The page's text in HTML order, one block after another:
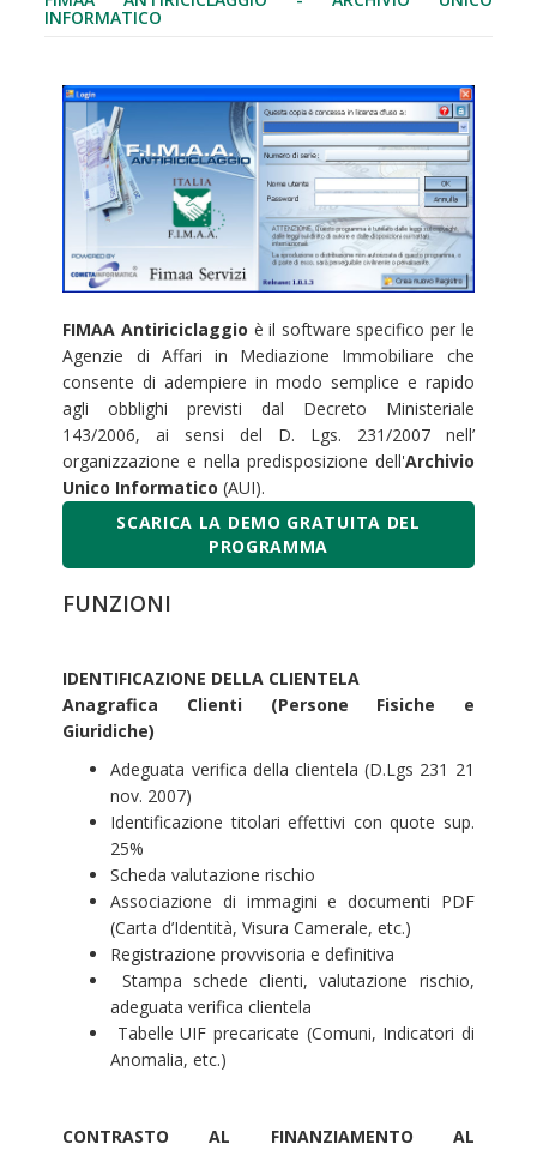
INFORMATICO
FIMAAAntiriciclaggio è il software specifico per le
Agenzie di Affari in Mediazione Immobiliare che
consente di adempiere in modo semplice e rapido
agli obblighi previsti dal Decreto Ministeriale
143/2006, ai sensi del D. Lgs. 231/2007 nell’
organizzazione e nella predisposizione dell'Archivio
Unico Informatico(AUI).
SCARICA LA DEMO GRATUITA DEL
PROGRAMMA
FUNZIONI
IDENTIFICAZIONE DELLA CLIENTELA
Anagrafica Clienti (Persone Fisiche e
Giuridiche)
Adeguata verifica della clientela (D.Lgs 231 21
nov. 2007)
Identificazione titolari effettivi con quote sup.
25%
Scheda valutazione rischio
Associazione di immagini e documenti PDF
(Carta d’Identità, Visura Camerale, etc.)
Registrazione provvisoria e definitiva
Stampa schede clienti, valutazione rischio,
adeguata verifica clientela
Tabelle UIF precaricate (Comuni, Indicatori di
Anomalia, etc.)
CONTRASTO AL FINANZIAMENTO AL